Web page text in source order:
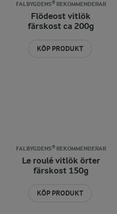
FALBYGDENS® REKOMMENDERAR
Flödeost vitlök
färskost ca 200g
KÖP PRODUKT
FALBYGDENS® REKOMMENDERAR
Le roulé vitlök örter
färskost 150g
KÖP PRODUKT